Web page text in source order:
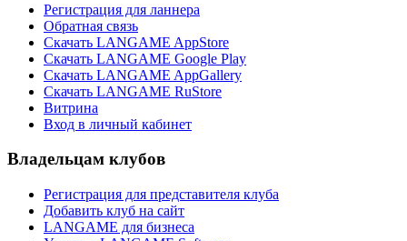
Регистрация для ланнера
Обратная связь
Скачать LANGAME AppStore
Скачать LANGAME Google Play
Скачать LANGAME AppGallery
Скачать LANGAME RuStore
Витрина
Вход в личный кабинет
Владельцам клубов
Регистрация для представителя клуба
Добавить клуб на сайт
LANGAME для бизнеса